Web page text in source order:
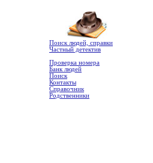
Поиск людей, справки
Частный детектив
Проверка номера
Банк людей
Поиск
Контакты
Справочник
Родственники